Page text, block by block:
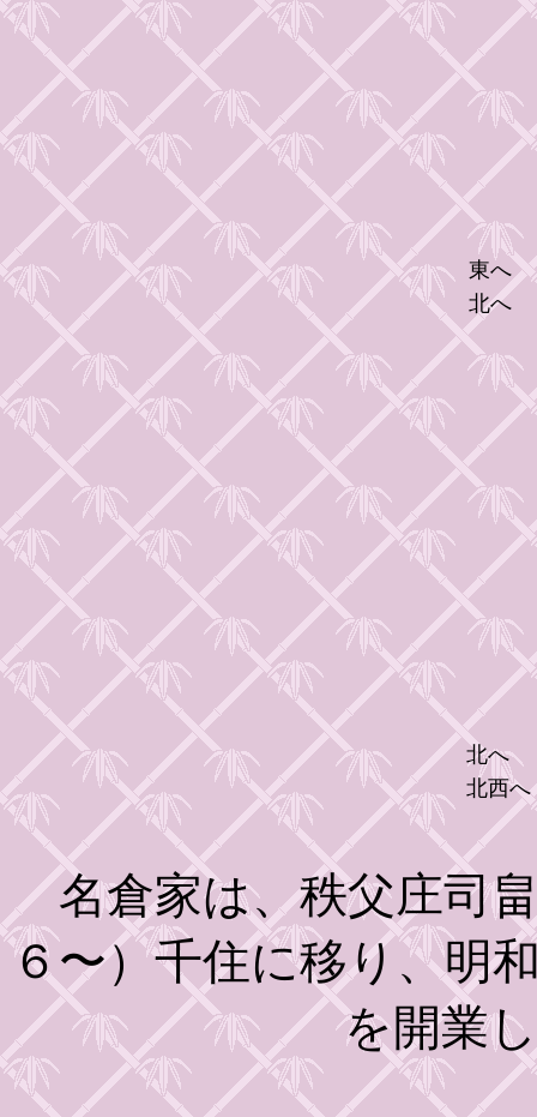
東へ
北へ
北へ
北西へ
名倉家は、秩父庄司畠
６〜）千住に移り、明
を開業